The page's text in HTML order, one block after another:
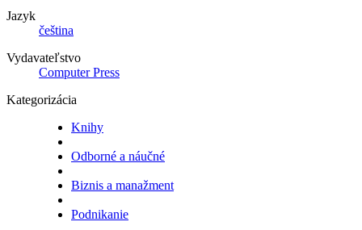
Jazyk
čeština
Vydavateľstvo
Computer Press
Kategorizácia
Knihy
Odborné a náučné
Biznis a manažment
Podnikanie